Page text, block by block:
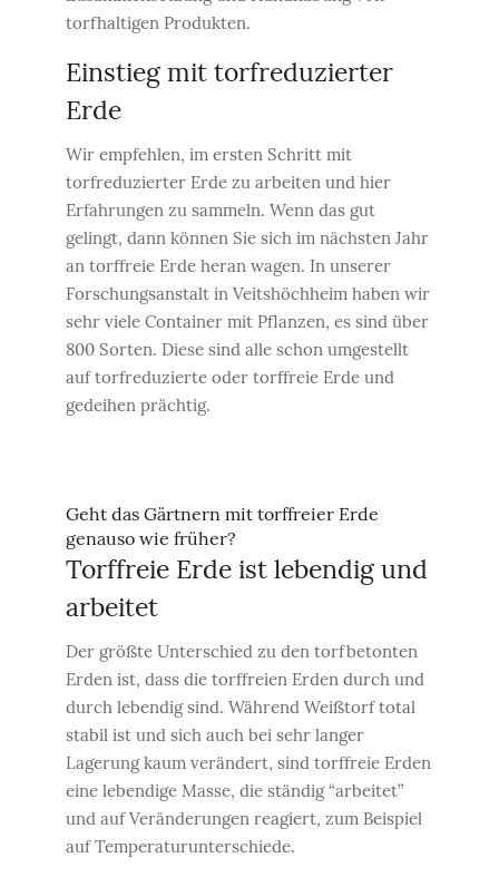
torfhaltigen Produkten.
Einstieg mit torfreduzierter
Erde
Wir empfehlen, im ersten Schritt mit
torfreduzierter Erde zu arbeiten und hier
Erfahrungen zu sammeln. Wenn das gut
gelingt, dann können Sie sich im nächsten Jahr
an torffreie Erde heran wagen. In unserer
Forschungsanstalt in Veitshöchheim haben wir
sehr viele Container mit Pflanzen, es sind über
800 Sorten. Diese sind alle schon umgestellt
auf torfreduzierte oder torffreie Erde und
gedeihen prächtig.
Geht das Gärtnern mit torffreier Erde
genauso wie früher?
Torffreie Erde ist lebendig und
arbeitet
Der größte Unterschied zu den torfbetonten
Erden ist, dass die torffreien Erden durch und
durch lebendig sind. Während Weißtorf total
stabil ist und sich auch bei sehr langer
Lagerung kaum verändert, sind torffreie Erden
eine lebendige Masse, die ständig “arbeitet”
und auf Veränderungen reagiert, zum Beispiel
auf Temperaturunterschiede.